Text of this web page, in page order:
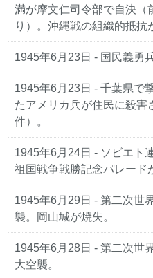
満が摩文仁司令部で自決（
り）。沖縄戦の組織的抵抗
1945年6月23日 - 国民義勇
1945年6月23日 - 千葉県で
たアメリカ兵が住民に殺害
件）。
1945年6月24日 - ソビエト
祖国戦争戦勝記念パレード
1945年6月29日 - 第二次世
襲。岡山城が焼失。
1945年6月28日 - 第二次世
大空襲。